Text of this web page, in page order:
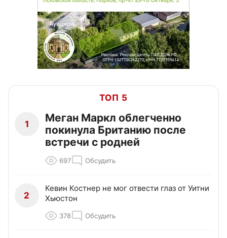
ТОП 5
1
Меган Маркл облегченно
покинула Британию после
встречи с родней
697 Обсудить
2
Кевин Костнер не мог отвести глаз от Уитни
Хьюстон
378 Обсудить